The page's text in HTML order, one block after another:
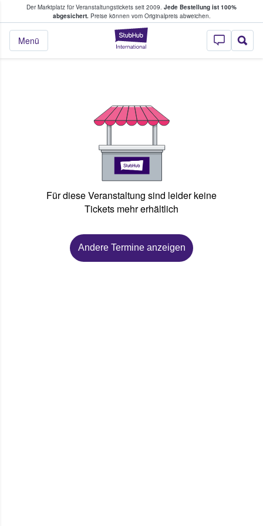
Der Marktplatz für Veranstaltungstickets seit 2009. Jede Bestellung ist 100%
abgesichert.Preise können vom Originalpreis abweichen.
StubHub - Wo
Menü
Tickets kaufen & verkaufen
Für diese Veranstaltung sind leider keine
Tickets mehr erhältlich
Andere Termine anzeigen